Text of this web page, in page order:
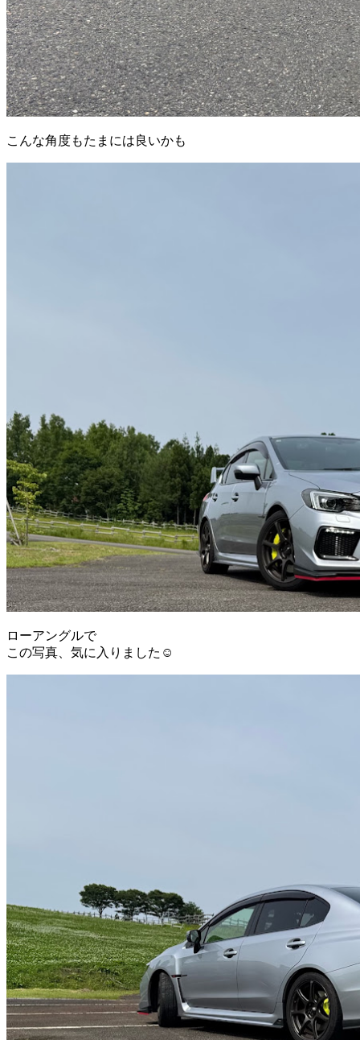
こんな角度もたまには良いかも
ローアングルで
この写真、気に入りました☺️